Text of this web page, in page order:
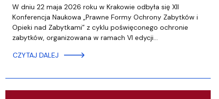
W dniu 22 maja 2026 roku w Krakowie odbyła się XII
Konferencja Naukowa „Prawne Formy Ochrony Zabytków i
Opieki nad Zabytkami” z cyklu poświęconego ochronie
zabytków, organizowana w ramach VI edycji…
CZYTAJ DALEJ